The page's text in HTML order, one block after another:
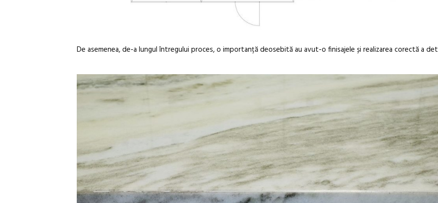
De asemenea, de-a lungul întregului proces, o importanță deosebită au avut-o finisajele și realizarea corectă a